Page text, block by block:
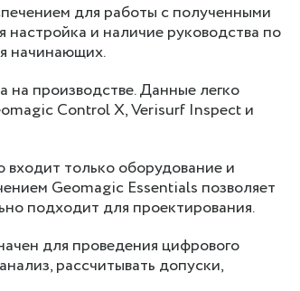
для работы с полученными
и наличие руководства по
начинающих.
на производстве. Данные легко
Control X, Verisurf Inspect и
входит только оборудование и
Geomagic Essentials позволяет
подходит для проектирования.
для проведения цифрового
рассчитывать допуски,